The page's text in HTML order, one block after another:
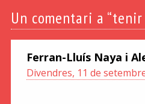
Un comentari a
Ferran-Lluís Naya i
Divendres, 11 de